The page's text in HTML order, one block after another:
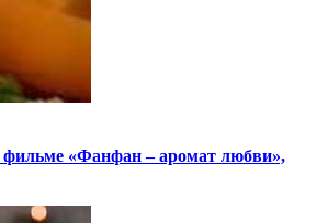
«Фанфан – аромат любви»,